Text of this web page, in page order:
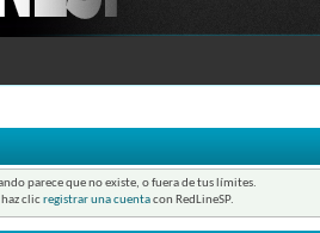
parece que no existe, o fuera de tus límites.
haz clicregistrar una cuentacon RedLineSP.